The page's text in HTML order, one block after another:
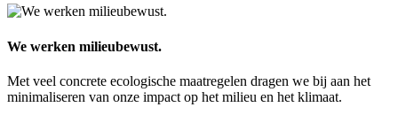
We werken milieubewust.
Met veel concrete ecologische maatregelen dragen we bij aan het
minimaliseren van onze impact op het milieu en het klimaat.